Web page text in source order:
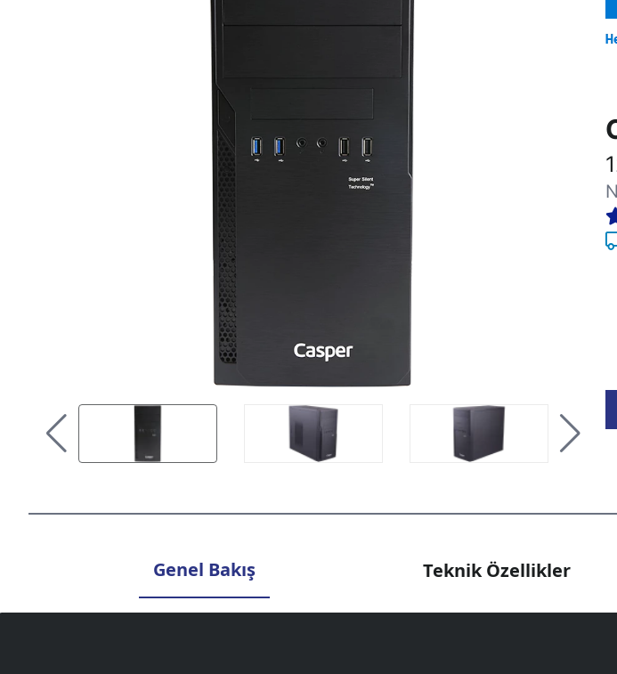
Genel Bakış Teknik Özellikler